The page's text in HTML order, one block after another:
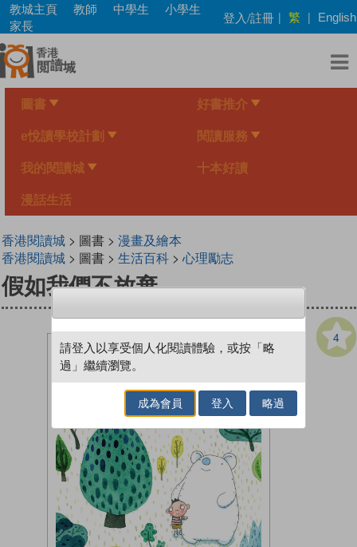
Skip
main
content
教城主頁 教師 中學生
小學生
家長
登入/註冊 | 繁 | English
圖書 好書推介
e悅讀學校計劃 閱讀服務
我的閱讀城 十本好讀
漫話生活
香港閱讀城> 圖書 > 漫畫及繪本
香港閱讀城> 圖書 > 生活百科> 心理勵志
假如我們不放棄
4
請登入以享受個人化閱讀體驗，或按「略
過」繼續瀏覽。
成為會員 登入 略過